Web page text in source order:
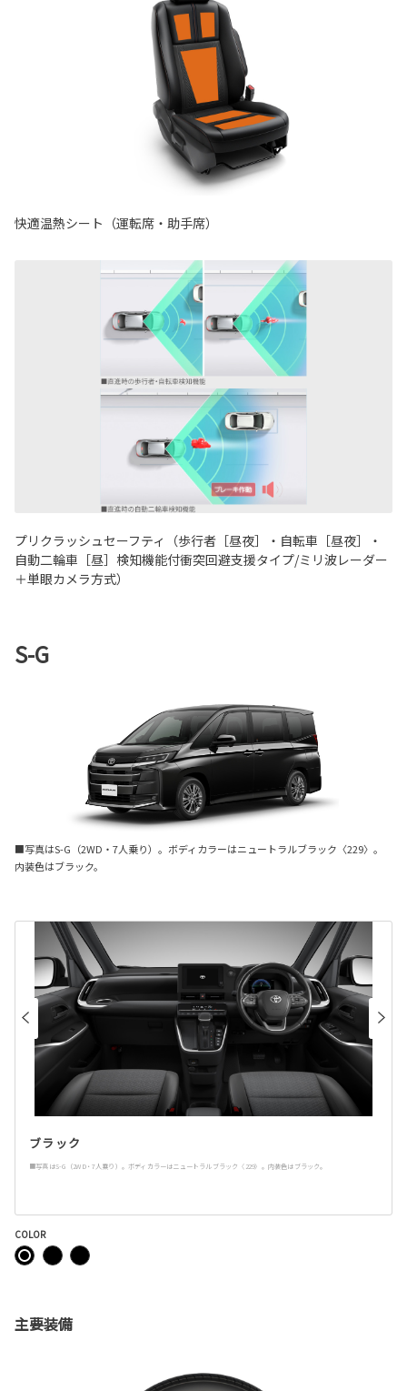
快適温熱シート（運転席・助手席）
プリクラッシュセーフティ（歩行者［昼夜］・自転車［昼夜］・
自動二輪車［昼］検知機能付衝突回避支援タイプ/ミリ波レーダー
＋単眼カメラ方式）
S-G
■写真はS-G（2WD・7人乗り）。ボディカラーはニュートラルブラック〈229〉。
内装色はブラック。
ブラック
■写真はS-G（2WD・7人乗り）。ボディカラーはニュートラルブラック〈229〉。内装色はブラック。
COLOR
主要装備